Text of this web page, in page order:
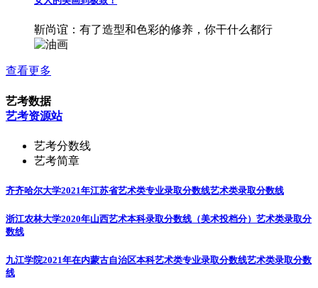
靳尚谊：有了造型和色彩的修养，你干什么都行
查看更多
艺考数据
艺考资源站
艺考分数线
艺考简章
齐齐哈尔大学2021年江苏省艺术类专业录取分数线艺术类录取分数线
浙江农林大学2020年山西艺术本科录取分数线（美术投档分） 艺术类录取分
数线
九江学院2021年在内蒙古自治区本科艺术类专业录取分数线艺术类录取分数
线